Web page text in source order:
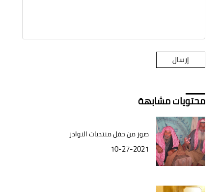
محتويات مشابهة
صور من حفل منتديات النوادر
10-27-2021